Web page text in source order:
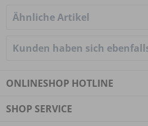
Ähnliche Artikel
Kunden haben sich
ONLINESHOP HOTLINE
SHOP SERVICE